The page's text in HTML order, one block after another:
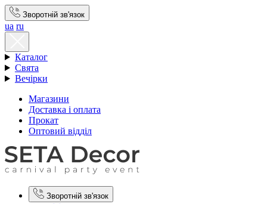
Зворотній зв'язок
ua ru
Каталог
Свята
Вечірки
Магазини
Доставка і оплата
Прокат
Оптовий відділ
Зворотній зв'язок